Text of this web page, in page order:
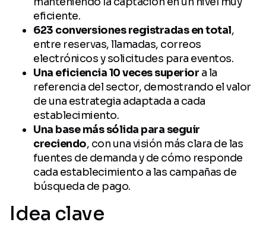
eficiente.
623 conversiones registradas en total,
entre reservas, llamadas, correos
electrónicos y solicitudes para eventos.
Una eficiencia 10 veces superior a la
referencia del sector, demostrando el valor
de una estrategia adaptada a cada
establecimiento.
Una base más sólida para seguir
creciendo, con una visión más clara de las
fuentes de demanda y de cómo responde
cada establecimiento a las campañas de
búsqueda de pago.
Idea clave